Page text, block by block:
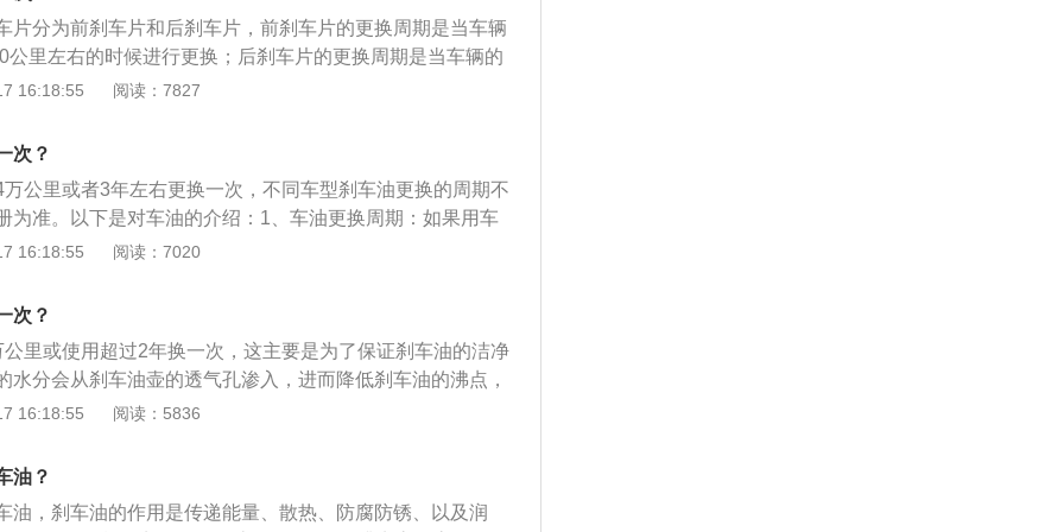
容易导致刹车油变质过期，使用效果变差。
片分为前刹车片和后刹车片，前刹车片的更换周期是当车辆
公里左右的时候进行更换；后刹车片的更换周期是当车辆的
左右的时候进行更换，但不同的车辆更换的周期也不一
片尖叫；2、清洁刹车盘、刹车鼓及任何零件的油渍、污垢
车盘散热良好；3、定期更换刹车油；4、定期检查刹车皮或
16:18:55 阅读：7827
次？
公里或者3年左右更换一次，不同车型刹车油更换的周期不
为准。以下是对车油的介绍：1、车油更换周期：如果用车
换周期相应缩短，可以定期打开机舱盖，查看刹车油是否有
车油具有腐蚀性：注意刹车油对车漆和皮肤具有腐蚀性，
清除。刹车油具有吸湿性，因此添加好刹车油后一定把盖子
水汽被吸入。
16:18:55 阅读：7020
次？
里或使用超过2年换一次，这主要是为了保证刹车油的洁净
水分会从刹车油壶的透气孔渗入，进而降低刹车油的沸点，
车刹车油是液压刹车系统所使用的液体，其必须不起化学作
固点很低，在低温状态下具有良好的流动性；2、沸点极
16:18:55 阅读：5836
油？
油，刹车油的作用是传递能量、散热、防腐防锈、以及润